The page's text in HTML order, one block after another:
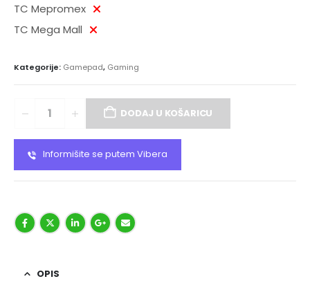
TC Mepromex
TC Mega Mall
Kategorije: Gamepad, Gaming
DODAJ U KOŠARICU
Informišite se putem Vibera
OPIS